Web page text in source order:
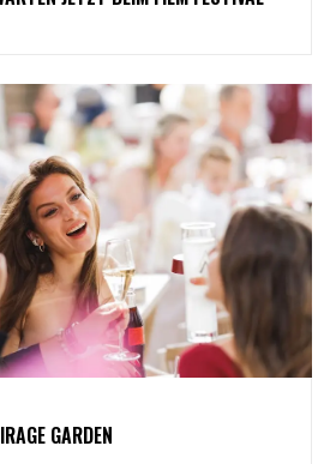
GARDEN